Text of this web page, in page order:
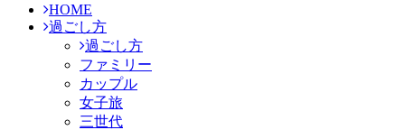
HOME
過ごし方
過ごし方
ファミリー
カップル
女子旅
三世代